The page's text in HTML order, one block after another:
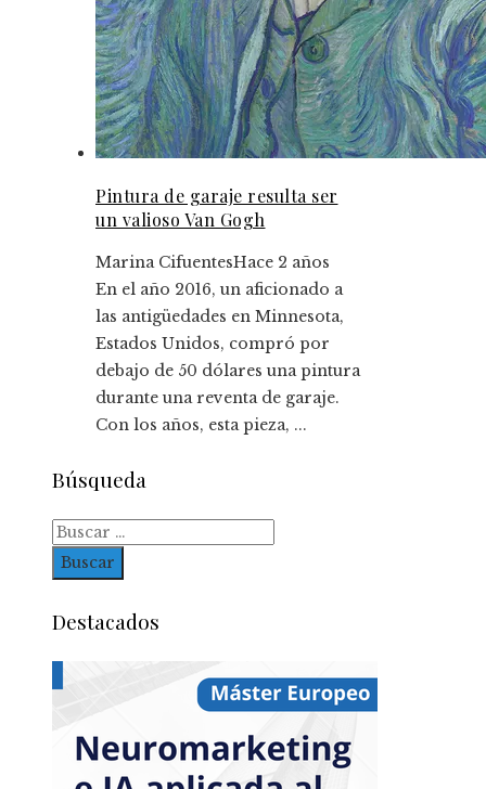
Pintura de garaje resulta ser
un valioso Van Gogh
Marina CifuentesHace 2 años
En el año 2016, un aficionado a
las antigüedades en Minnesota,
Estados Unidos, compró por
debajo de 50 dólares una pintura
durante una reventa de garaje.
Con los años, esta pieza, ...
Búsqueda
Buscar:
Destacados